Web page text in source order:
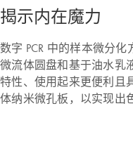
揭示内在魔力
数字 PCR 中的样本微分
微流体圆盘和基于油水乳
特性、使用起来更便利且
体纳米微孔板，以实现出